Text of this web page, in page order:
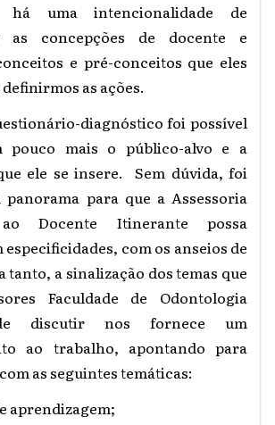
há uma intencionalidade de
as concepções de docente e
e pré-conceitos que eles
as ações.
diagnóstico foi possível
pouco mais o público-alvo e a
ele se insere. Sem dúvida, foi
para que a Assessoria
ao Docente Itinerante possa
com os anseios de
tanto, a sinalização dos temas que
Faculdade de Odontologia
discutir nos fornece um
ao trabalho, apontando para
as seguintes temáticas:
aprendizagem;